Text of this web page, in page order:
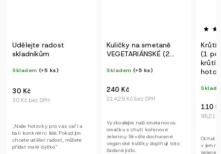
vás vaří a
Pokud jim
můžete
Kuličky na smetaně
VEGETARIÁNSKÉ (2
Skladem
Vyzkoušejte naši smetanovou
omáčku s chutí kořenové
zeleniny. Skvěle dochucené
vegánské kuličky doplňují toto
žádané jídlo.
Krůtí směs se
(1 porce)
krůtí maso | lehké
hotové jídlo
Ochutnejte kousky krůtího
v jemné omáčce s kořenovou